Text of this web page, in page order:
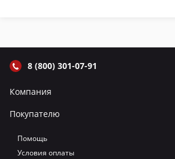
8 (800) 301-07-91
Компания
Покупателю
Помощь
Условия оплаты